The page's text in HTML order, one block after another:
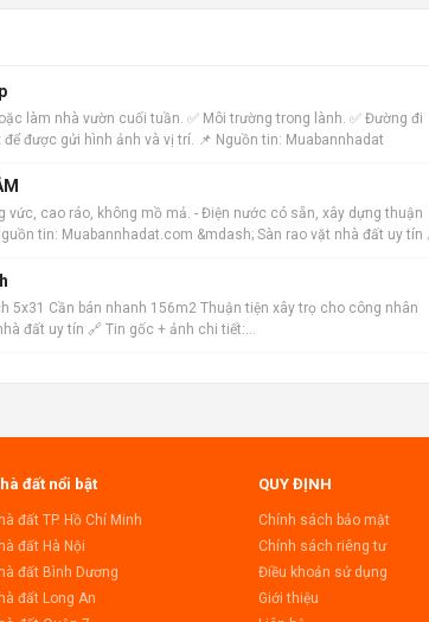
làm nhà vườn cuối tuần. ✅ Môi trường trong lành. ✅ Đường đi
được gửi hình ảnh và vị trí. 📌 Nguồn tin: Muabannhadat
cao ráo, không mồ mả. - Điện nước có sẵn, xây dựng thuận
tin: Muabannhadat.com &mdash; Sàn rao vặt nhà đất uy tín
5x31 Cần bán nhanh 156m2 Thuận tiện xây trọ cho công nhân
đất uy tín 🔗 Tin gốc + ảnh chi tiết:
đất nổi bật
đất TP. Hồ Chí Minh
đất Hà Nội
đất Bình Dương
đất Long An
QUY ĐỊNH
Chính sách bảo mật
Chính sách riêng tư
Điều khoản sử dụng
Giới thiệu